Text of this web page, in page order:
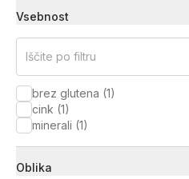
Vsebnost
Iščite po filtru
brez glutena (1)
cink (1)
minerali (1)
Oblika